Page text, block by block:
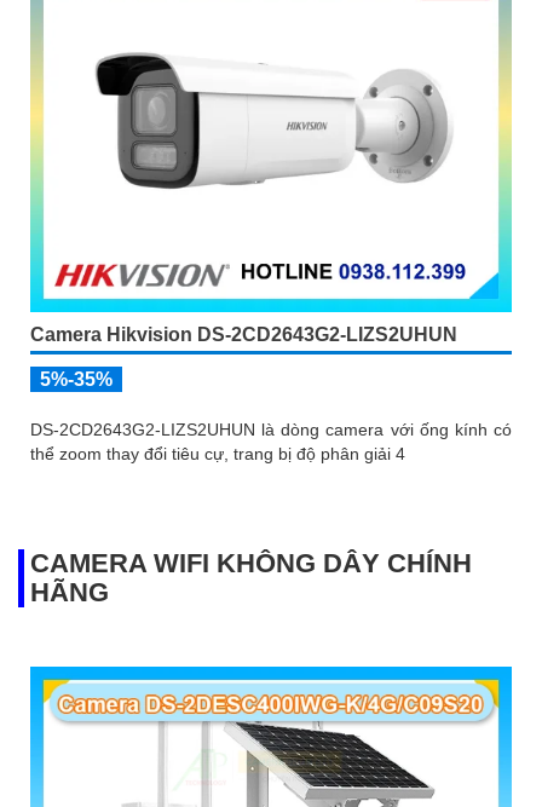
Camera Hikvision DS-2CD2643G2-LIZS2UHUN
5%-35%
DS-2CD2643G2-LIZS2UHUN là dòng camera với ống kính có
thể zoom thay đổi tiêu cự, trang bị độ phân giải 4
CAMERA WIFI KHÔNG DÂY CHÍNH
HÃNG